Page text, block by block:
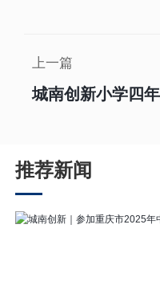
上一篇
城南创新小学四
推荐新闻